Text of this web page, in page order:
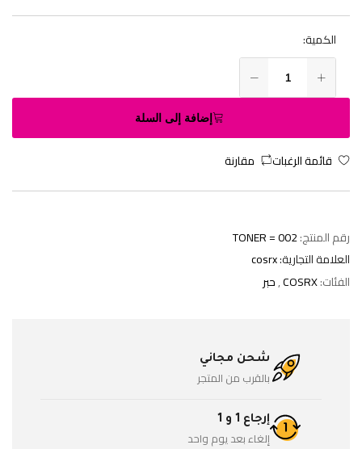
الكمية:
إضافة إلى السلة
قائمة الرغبات مقارنة
رقم المنتج:TONER = 002
العلامة التجارية:cosrx
الفئات:COSRX
,حبر
شحن مجاني
بالقرب من المتجر
إرجاع 1 و 1
إلغاء بعد يوم واحد